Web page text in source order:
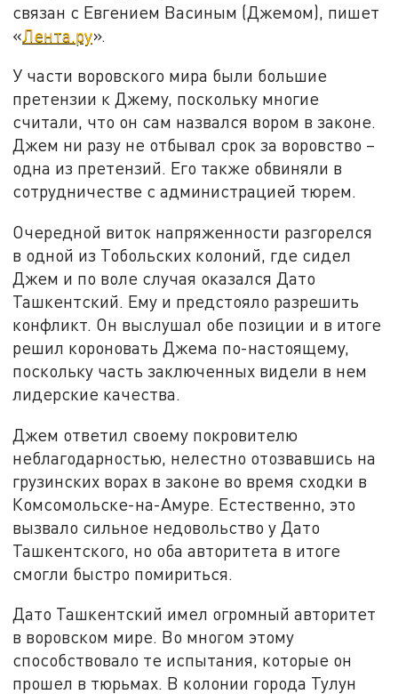
связан с Евгением Васиным (Джемом), пишет
«Лента.ру».
У части воровского мира были большие
претензии к Джему, поскольку многие
считали, что он сам назвался вором в законе.
Джем ни разу не отбывал срок за воровство –
одна из претензий. Его также обвиняли в
сотрудничестве с администрацией тюрем.
Очередной виток напряженности разгорелся
в одной из Тобольских колоний, где сидел
Джем и по воле случая оказался Дато
Ташкентский. Ему и предстояло разрешить
конфликт. Он выслушал обе позиции и в итоге
решил короновать Джема по-настоящему,
поскольку часть заключенных видели в нем
лидерские качества.
Джем ответил своему покровителю
неблагодарностью, нелестно отозвавшись на
грузинских ворах в законе во время сходки в
Комсомольске-на-Амуре. Естественно, это
вызвало сильное недовольство у Дато
Ташкентского, но оба авторитета в итоге
смогли быстро помириться.
Дато Ташкентский имел огромный авторитет
в воровском мире. Во многом этому
способствовало те испытания, которые он
прошел в тюрьмах. В колонии города Тулун